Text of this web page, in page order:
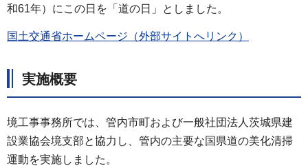
和61年）にこの日を「道の日」としました。
国土交通省ホームページ（外部サイトへリンク）
実施概要
境工事事務所では、管内市町および一般社団法人茨城県建
設業協会境支部と協力し、管内の主要な国県道の美化清掃
運動を実施しました。